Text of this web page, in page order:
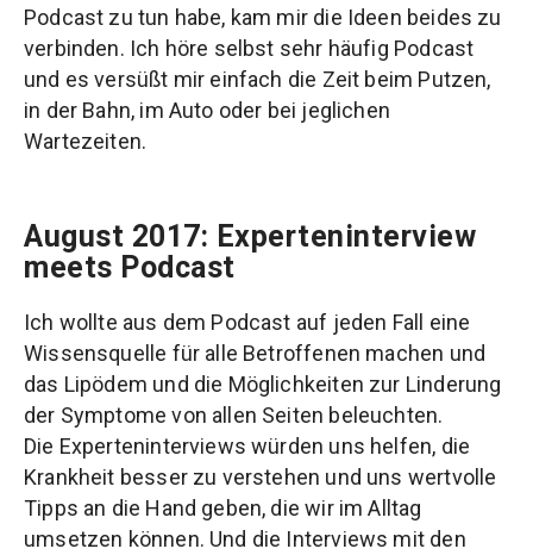
Podcast zu tun habe, kam mir die Ideen beides zu
verbinden. Ich höre selbst sehr häufig Podcast
und es versüßt mir einfach die Zeit beim Putzen,
in der Bahn, im Auto oder bei jeglichen
Wartezeiten.
August 2017: Experteninterview
meets Podcast
Ich wollte aus dem Podcast auf jeden Fall eine
Wissensquelle für alle Betroffenen machen und
das Lipödem und die Möglichkeiten zur Linderung
der Symptome von allen Seiten beleuchten.
Die Experteninterviews würden uns helfen, die
Krankheit besser zu verstehen und uns wertvolle
Tipps an die Hand geben, die wir im Alltag
umsetzen können. Und die Interviews mit den